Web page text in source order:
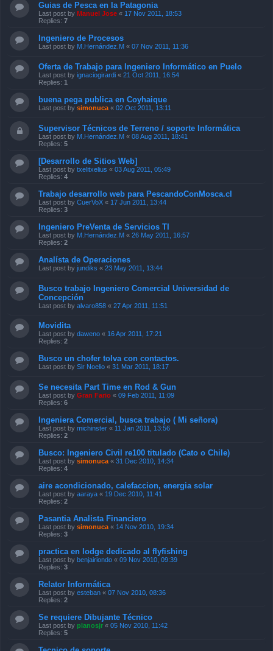
Guias de Pesca en la Patagonia
Last post by Manuel Jose « 17 Nov 2011, 18:53
Replies: 7
Ingeniero de Procesos
Last post by M.Hernández.M « 07 Nov 2011, 11:36
Oferta de Trabajo para Ingeniero Informático en Puelo
Last post by ignaciogirardi « 21 Oct 2011, 16:54
Replies: 1
buena pega publica en Coyhaique
Last post by simonuca « 02 Oct 2011, 13:11
Supervisor Técnicos de Terreno / soporte Informática
Last post by M.Hernández.M « 08 Aug 2011, 18:41
Replies: 5
[Desarrollo de Sitios Web]
Last post by txelitxelius « 03 Aug 2011, 05:49
Replies: 4
Trabajo desarrollo web para PescandoConMosca.cl
Last post by CuerVoX « 17 Jun 2011, 13:44
Replies: 3
Ingeniero PreVenta de Servicios TI
Last post by M.Hernández.M « 26 May 2011, 16:57
Replies: 2
Analísta de Operaciones
Last post by jundiks « 23 May 2011, 13:44
Busco trabajo Ingeniero Comercial Universidad de
Concepción
Last post by alvaro858 « 27 Apr 2011, 11:51
Movidita
Last post by daweno « 16 Apr 2011, 17:21
Replies: 2
Busco un chofer tolva con contactos.
Last post by Sir Noelio « 31 Mar 2011, 18:17
Se necesita Part Time en Rod & Gun
Last post by Gran Fario « 09 Feb 2011, 11:09
Replies: 6
Ingeniera Comercial, busca trabajo ( Mi señora)
Last post by michinster « 11 Jan 2011, 13:56
Replies: 2
Busco: Ingeniero Civil re100 titulado (Cato o Chile)
Last post by simonuca « 31 Dec 2010, 14:34
Replies: 4
aire acondicionado, calefaccion, energia solar
Last post by aaraya « 19 Dec 2010, 11:41
Replies: 2
Pasantia Analista Financiero
Last post by simonuca « 14 Nov 2010, 19:34
Replies: 3
practica en lodge dedicado al flyfishing
Last post by benjairiondo « 09 Nov 2010, 09:39
Replies: 3
Relator Informática
Last post by esteban « 07 Nov 2010, 08:36
Replies: 2
Se requiere Dibujante Técnico
Last post by planosjr « 05 Nov 2010, 11:42
Replies: 5